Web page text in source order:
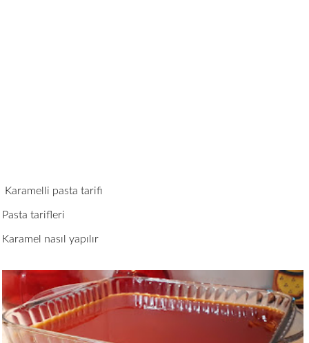
Karamelli pasta tarifi
Pasta tarifleri
Karamel nasıl yapılır